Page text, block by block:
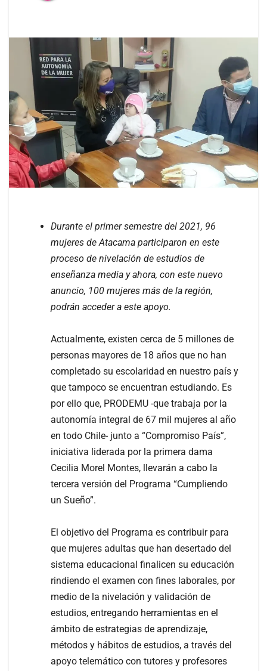
Durante el primer semestre del 2021, 96
mujeres de Atacama participaron en este
proceso de nivelación de estudios de
enseñanza media y ahora, con este nuevo
anuncio, 100 mujeres más de la región,
podrán acceder a este apoyo.
Actualmente, existen cerca de 5 millones de
personas mayores de 18 años que no han
completado su escolaridad en nuestro país y
que tampoco se encuentran estudiando. Es
por ello que, PRODEMU -que trabaja por la
autonomía integral de 67 mil mujeres al año
en todo Chile- junto a “Compromiso País”,
iniciativa liderada por la primera dama
Cecilia Morel Montes, llevarán a cabo la
tercera versión del Programa “Cumpliendo
un Sueño”.
El objetivo del Programa es contribuir para
que mujeres adultas que han desertado del
sistema educacional finalicen su educación
rindiendo el examen con fines laborales, por
medio de la nivelación y validación de
estudios, entregando herramientas en el
ámbito de estrategias de aprendizaje,
métodos y hábitos de estudios, a través del
apoyo telemático con tutores y profesores